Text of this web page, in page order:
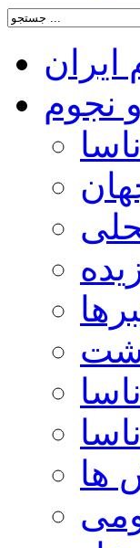
نجوم
ها